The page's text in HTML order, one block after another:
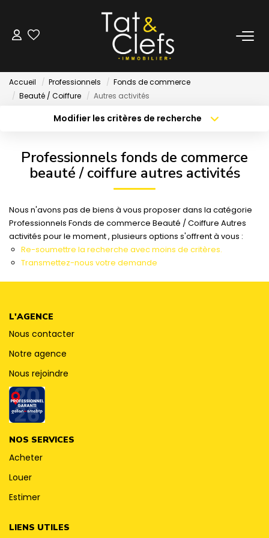
LOCATION
Nos Biens Loués
ESTIMATION
LOCAUX & BUREAUX
PARTENAIRE TRANSACTION
Accueil Professionnels
Fonds de commerce
Beauté / Coiffure
Autres activités
Modifier les critères de recherche
Surface min Budget max
Professionnels fonds de commerce
beauté / coiffure autres activités
Nous n'avons pas de biens à vous proposer dans la catégorie
Professionnels Fonds de commerce Beauté / Coiffure Autres
activités pour le moment , plusieurs options s'offrent à vous :
Re-soumettre la recherche avec moins de critères.
Transmettez-nous votre demande
L'AGENCE
Nous contacter
Notre agence
Nous rejoindre
NOS SERVICES
Acheter
Louer
Estimer
LIENS UTILES